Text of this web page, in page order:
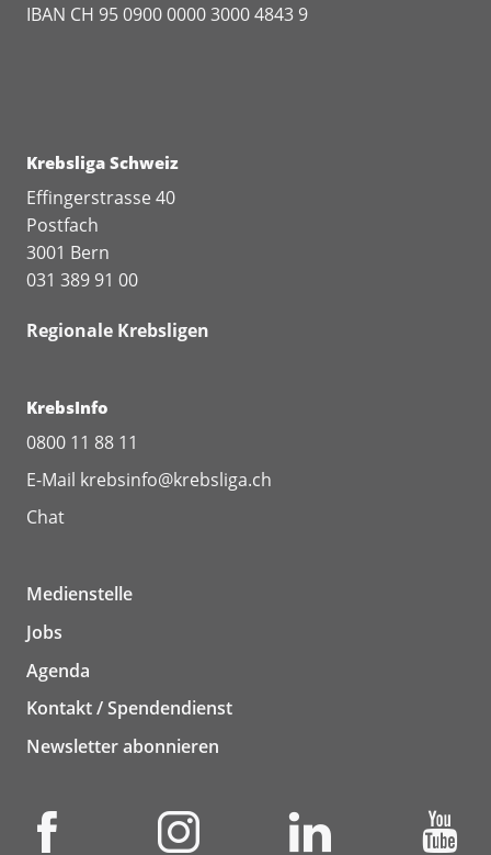
IBAN CH 95 0900 0000 3000 4843 9
Krebsliga Schweiz
Effingerstrasse 40
Postfach
3001 Bern
031 389 91 00
Regionale Krebsligen
KrebsInfo
0800 11 88 11
E-Mail krebsinfo@krebsliga.ch
Chat
Medienstelle
Jobs
Agenda
Kontakt / Spendendienst
Newsletter abonnieren